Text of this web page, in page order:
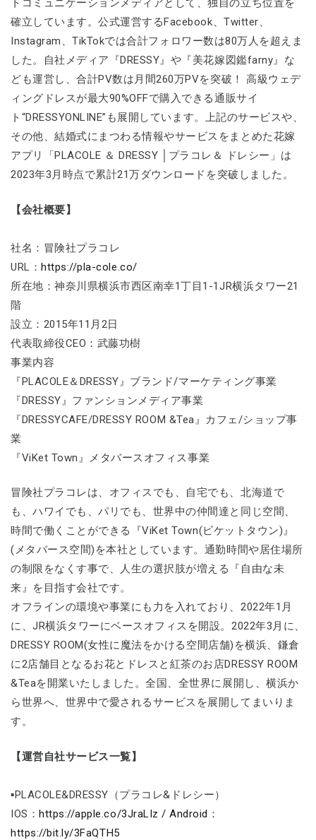
トコミュニケーションメディアとして、独自の立ち位置を
確立しています。公式運営するFacebook、Twitter、
Instagram、TikTokでは合計フォロワー数は80万人を超えま
した。自社メディア『DRESSY』や『美花嫁図鑑farny』な
ども運営し、合計PV数は月間260万PVを突破！ 高級ウェデ
ィングドレスが最大90%OFFで購入できる通販サイ
ト“DRESSYONLINE”も展開しています。上記のサービスや、
その他、結婚式にまつわる情報やサービスをまとめた花嫁
アプリ「PLACOLE ＆ DRESSY │プラコレ＆ ドレシー」は
2023年3月時点で累計21万ダウンロードを突破しました。
【会社概要】
社名：冒険社プラコレ
URL：https://pla-cole.co/
所在地：神奈川県横浜市西区南幸1丁目1-1JR横浜タワー21
階
設立：2015年11月2日
代表取締役CEO：武藤功樹
事業内容
『PLACOLE＆DRESSY』ブランド/マーケティング事業
『DRESSY』ファンションメディア事業
『DRESSYCAFE/DRESSY ROOM &Tea』カフェ/ショップ事
業
『ViKet Town』メタバースオフィス事業
冒険社プラコレは、オフィスでも、自宅でも、北海道で
も、ハワイでも、パリでも、世界中の仲間達と同じ空間、
時間で働くことができる『ViKet Town(ビケットタウン)』
(メタバース空間)を本社としています。通勤時間や居住場所
の制限をなくす事で、人生の選択肢が増える『自由な未
来』を目指す会社です。
オフラインの環境や事業にも力を入れており、2022年1月
に、JR横浜タワーにベースオフィスを開設。2022年3月に、
DRESSY ROOM(女性に魔法をかける空間店舗)を横浜、鎌倉
に2店舗目となるお花とドレスと紅茶のお店DRESSY ROOM
&Teaを開業いたしました。全国、全世界に展開し、横浜か
ら世界へ、世界中で愛されるサービスを展開してまいりま
す。
【運営自社サービス一覧】
▪PLACOLE&DRESSY（プラコレ&ドレシー）
IOS：https://apple.co/3JraLIz / Android ：
https://bit.ly/3FaQTH5